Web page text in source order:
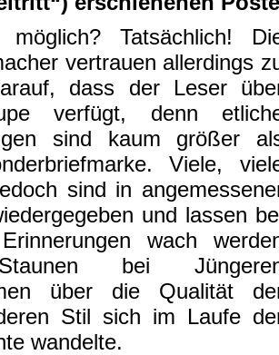
Tatsächlich!
vertrauen allerdings
dass der Leser
verfügt, denn
sind kaum größer
Viele,
sind in
und lassen
wach
bei
über die Qualität
Stil sich im Laufe
wandelte.